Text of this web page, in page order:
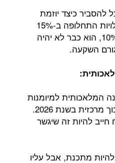
להסביר כיצד יוזמת
מעורבות חדשה תפחית את עלויות התחלופה ב-15%
ותגביר את הפרודוקטיביות ב-10%, הוא כבר לא יהיה
השקעה.
המלאכותית למיומנות
העובדים צפוי להיות נקודת חיכוך מרכזית בשנת 2026.
להיות זה שיגשר
מתכנת, אבל עליו